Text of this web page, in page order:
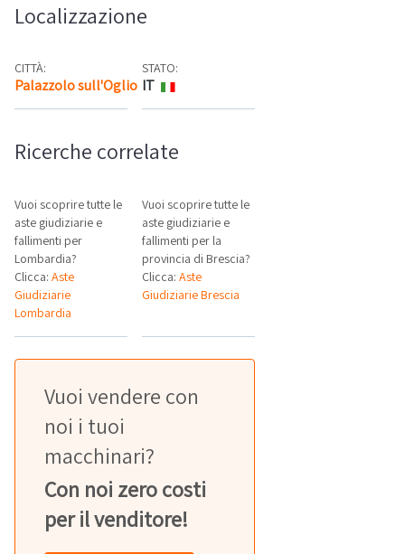
Localizzazione
CITTÀ:
Palazzolo sull'Oglio Mappa
STATO:
IT
Ricerche correlate
Vuoi scoprire tutte le
aste giudiziarie e
fallimenti per
Lombardia?
Clicca: Aste
Giudiziarie
Lombardia
Vuoi scoprire tutte le
aste giudiziarie e
fallimenti per la
provincia di Brescia?
Clicca:Aste
Giudiziarie Brescia
Vuoi vendere con
noi i tuoi
macchinari?
Con noi zero costi
per il venditore!